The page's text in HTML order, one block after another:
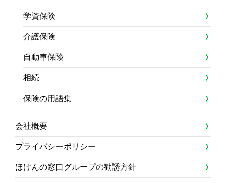
学資保険
介護保険
自動車保険
相続
保険の用語集
会社概要
プライバシーポリシー
ほけんの窓口グループの勧誘方針